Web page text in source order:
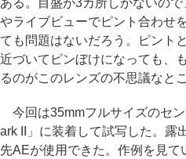
ある。目盛が3カ所しかないの
やライブビューでピント合わせ
ても問題はないだろう。ピント
近づいてピンぼけになっても、
るのがこのレンズの不思議なとこ
今回は35mmフルサイズのセ
ark II」に装着して試写した。露
先AEが使用できた。作例を見て